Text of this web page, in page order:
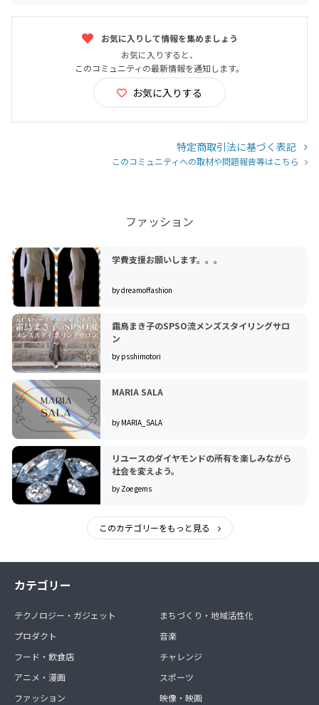
お気に入りして情報を集めましょう
お気に入りすると、
このコミュニティの最新情報を通知します。
お気に入りする
特定商取引法に基づく表記
このコミュニティへの取材や問題報告等はこちら
ファッション
学費支援お願いします。。。
by dreamoffashion
霜鳥まき子のSPSO流メンズスタイリングサロ
ン
by psshimotori
MARIA SALA
by MARIA_SALA
リユースのダイヤモンドの所有を楽しみながら
社会を変えよう。
by Zoe gems
このカテゴリーをもっと見る
カテゴリー
テクノロジー・ガジェット
プロダクト
フード・飲食店
アニメ・漫画
ファッション
まちづくり・地域活性化
音楽
チャレンジ
スポーツ
映像・映画